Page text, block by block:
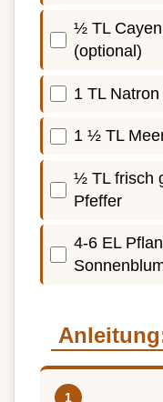
½ TL
(optional)
1 TL
1 ½ TL
½ TL frisch
Pfeffer
4-6 EL